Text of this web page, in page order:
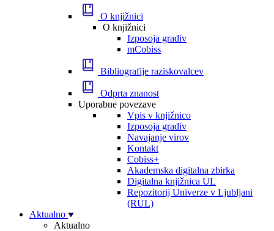
O knjižnici
O knjižnici
Izposoja gradiv
mCobiss
Bibliografije raziskovalcev
Odprta znanost
Uporabne povezave
Vpis v knjižnico
Izposoja gradiv
Navajanje virov
Kontakt
Cobiss+
Akademska digitalna zbirka
Digitalna knjižnica UL
Repozitorij Univerze v Ljubljani
(RUL)
Aktualno
Aktualno